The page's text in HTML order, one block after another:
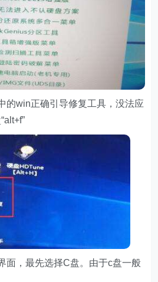
的win正确引导修复工具，没法应
面，最先选择C盘。由于c盘一般